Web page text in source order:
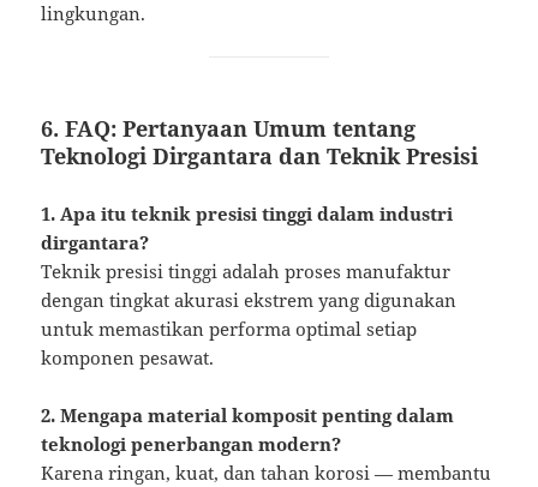
lingkungan.
6. FAQ: Pertanyaan Umum tentang
Teknologi Dirgantara dan Teknik Presisi
1. Apa itu teknik presisi tinggi dalam industri
dirgantara?
Teknik presisi tinggi adalah proses manufaktur
dengan tingkat akurasi ekstrem yang digunakan
untuk memastikan performa optimal setiap
komponen pesawat.
2. Mengapa material komposit penting dalam
teknologi penerbangan modern?
Karena ringan, kuat, dan tahan korosi — membantu